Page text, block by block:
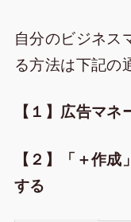
自分のビジネス
る方法は下記の
【１】広告マ
【２】「＋作
する